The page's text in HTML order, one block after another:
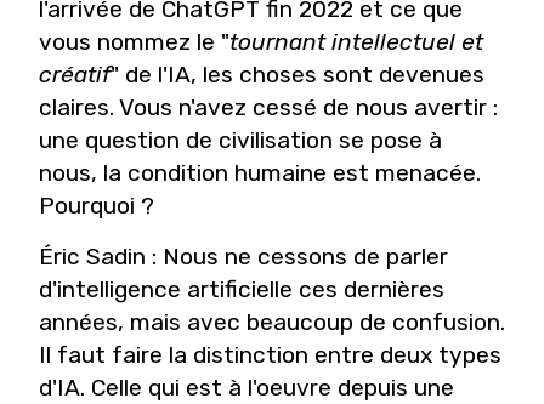
l'arrivée de ChatGPT fin 2022 et ce que
vous nommez le "tournant intellectuel et
créatif" de l'IA, les choses sont devenues
claires. Vous n'avez cessé de nous avertir :
une question de civilisation se pose à
nous, la condition humaine est menacée.
Pourquoi ?
Éric Sadin : Nous ne cessons de parler
d'intelligence artificielle ces dernières
années, mais avec beaucoup de confusion.
Il faut faire la distinction entre deux types
d'IA. Celle qui est à l'oeuvre depuis une